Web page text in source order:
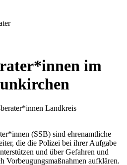
im
(SSB) sind ehrenamtliche
die die Polizei bei ihrer Aufgabe
und über Gefahren und
Vorbeugungsmaßnahmen aufklären.